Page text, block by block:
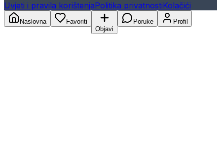
Uvjeti i pravila korištenjaPolitika privatnostiKolačići
Naslovna
Favoriti
Objavi
Poruke Profil